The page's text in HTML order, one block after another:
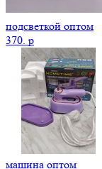
подсветкой оптом
370. p
машина оптом